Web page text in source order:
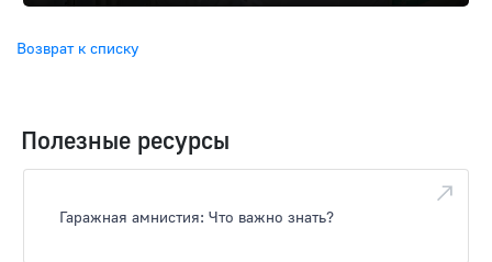
Возврат к списку
Полезные ресурсы
Гаражная амнистия: Что важно знать?